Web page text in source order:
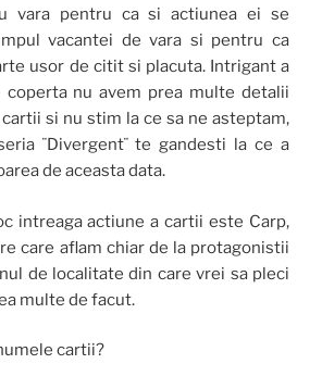
vara pentru ca si actiunea ei se
vacantei de vara si pentru ca
usor de citit si placuta. Intrigant a
nu avem prea multe detalii
si nu stim la ce sa ne asteptam,
¨Divergent¨ te gandesti la ce a
de aceasta data.
intreaga actiune a cartii este Carp,
care aflam chiar de la protagonistii
de localitate din care vrei sa pleci
multe de facut.
cartii?